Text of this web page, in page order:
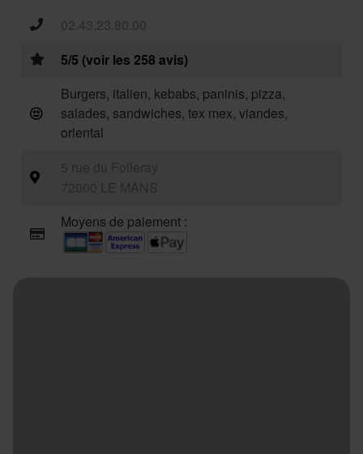
02.43.23.80.00
5/5 (voir les 258 avis)
Burgers, italien, kebabs, paninis, pizza,
salades, sandwiches, tex mex, viandes,
oriental
Moyens de paiement :